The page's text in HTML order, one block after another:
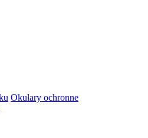
Okulary ochronne